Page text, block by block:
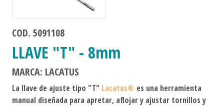
COD. 5091108
LLAVE "T" - 8mm
MARCA: LACATUS
La llave de ajuste tipo "T" Lacatus® es una herramienta
manual diseñada para apretar, aflojar y ajustar tornillos y